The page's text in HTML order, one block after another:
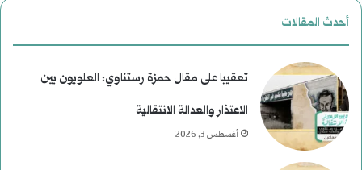
أحدث المقالات
تعقيبا على مقال حمزة رستناوي: العلويون بين
الاعتذار والعدالة الانتقالية
أغسطس 3, 2026